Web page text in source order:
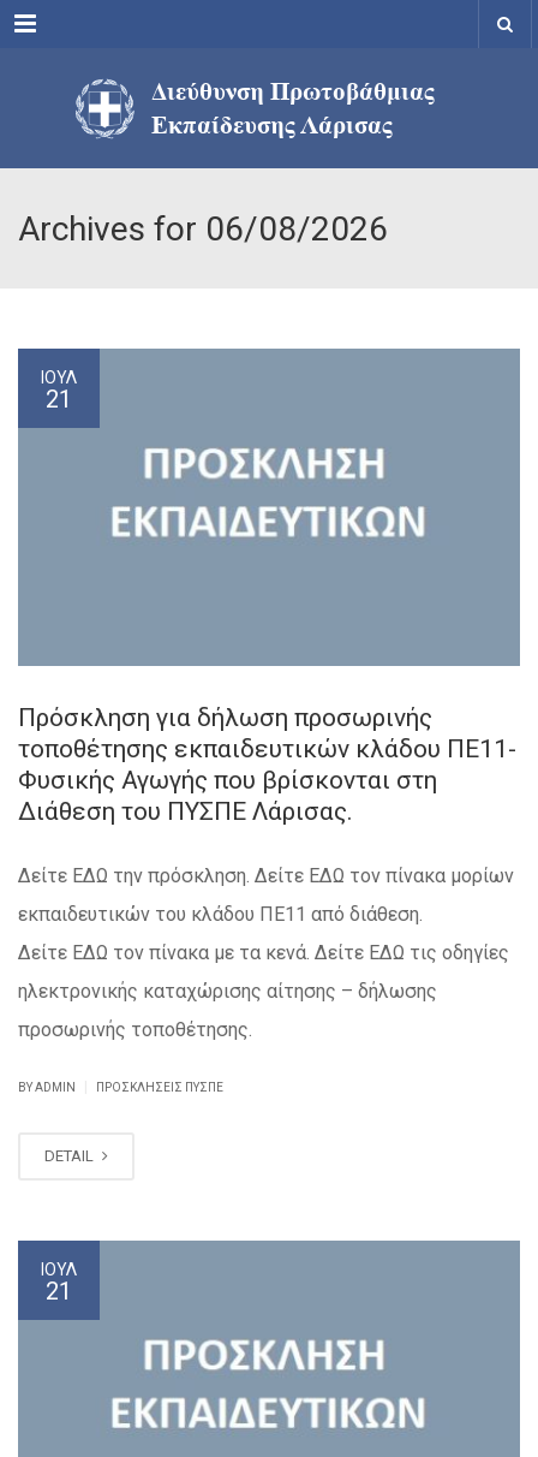
Menu
Archives for 06/08/2026
ΙΟΎΛ
21
Πρόσκληση για δήλωση προσωρινής
τοποθέτησης εκπαιδευτικών κλάδου ΠΕ11-
Φυσικής Αγωγής που βρίσκονται στη
Διάθεση του ΠΥΣΠΕ Λάρισας.
Δείτε ΕΔΩ την πρόσκληση. Δείτε ΕΔΩ τον πίνακα μορίων
εκπαιδευτικών του κλάδου ΠΕ11 από διάθεση.
Δείτε ΕΔΩ τον πίνακα με τα κενά. Δείτε ΕΔΩ τις οδηγίες
ηλεκτρονικής καταχώρισης αίτησης – δήλωσης
προσωρινής τοποθέτησης.
BY ADMIN ΠΡΟΣΚΛΉΣΕΙΣ ΠΥΣΠΕ
DETAIL
ΙΟΎΛ
21